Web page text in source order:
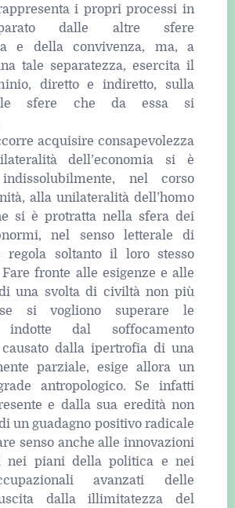
i propri processi in
dalle altre sfere
e della convivenza, ma, a
tale separatezza, esercita il
diretto e indiretto, sulla
sfere che da essa si
acquisire consapevolezza
dell’economia si è
indissolubilmente, nel corso
alla unilateralità dell’homo
si è protratta nella sfera dei
nel senso letterale di
regola soltanto il loro stesso
fronte alle esigenze e alle
una svolta di civiltà non più
si vogliono superare le
indotte dal soffocamento
causato dalla ipertrofia di una
parziale, esige allora un
antropologico. Se infatti
e dalla sua eredità non
un guadagno positivo radicale
senso anche alle innovazioni
nei piani della politica e nei
avanzati delle
dalla illimitatezza del